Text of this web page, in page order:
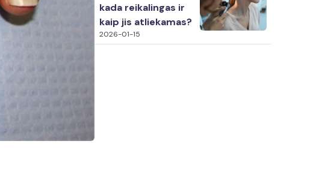
kada reikalingas ir
kaip jis atliekamas?
2026-01-15